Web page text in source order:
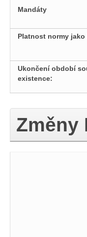
Mandáty
Platnost normy jako
Ukončení období
existence:
Změny